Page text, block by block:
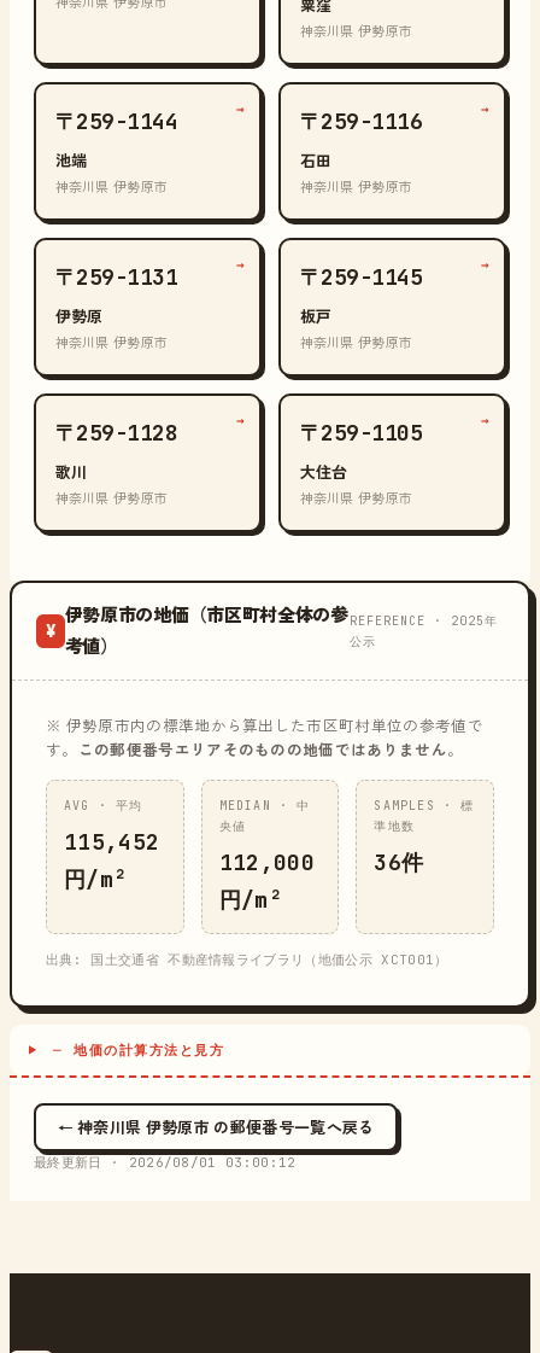
粟窪
神奈川県 伊勢原市
〒259-1144
池端
神奈川県 伊勢原市
→ 〒259-1116
石田
神奈川県 伊勢原市
→
〒259-1131
伊勢原
神奈川県 伊勢原市
→ 〒259-1145
板戸
神奈川県 伊勢原市
→
〒259-1128
歌川
神奈川県 伊勢原市
→ 〒259-1105
大住台
神奈川県 伊勢原市
→
¥
伊勢原市の地価（市区町村全体の参
考値）
REFERENCE · 2025年
公示
※ 伊勢原市内の標準地から算出した市区町村単位の参考値で
す。
この郵便番号エリアそのものの地価ではありません。
AVG · 平均
115,452
円/m²
MEDIAN · 中
央値
112,000
円/m²
SAMPLES · 標
準地数
36件
出典: 国土交通省 不動産情報ライブラリ（地価公示 XCT001）
─ 地価の計算方法と見方
← 神奈川県 伊勢原市 の郵便番号一覧へ戻る
最終更新日 · 2026/08/01 03:00:12